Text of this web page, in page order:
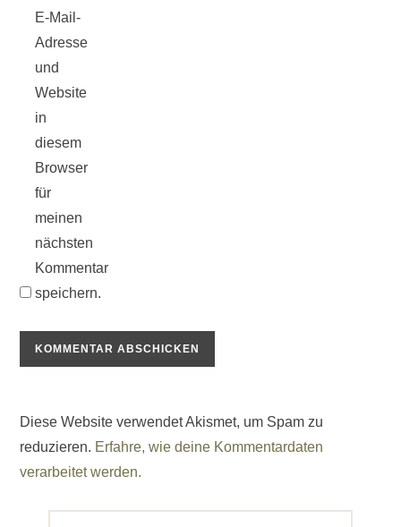
E-Mail-
Adresse
und
Website
in
diesem
Browser
für
meinen
nächsten
Kommentar
speichern.
Diese Website verwendet Akismet, um Spam zu
reduzieren. Erfahre, wie deine Kommentardaten
verarbeitet werden.